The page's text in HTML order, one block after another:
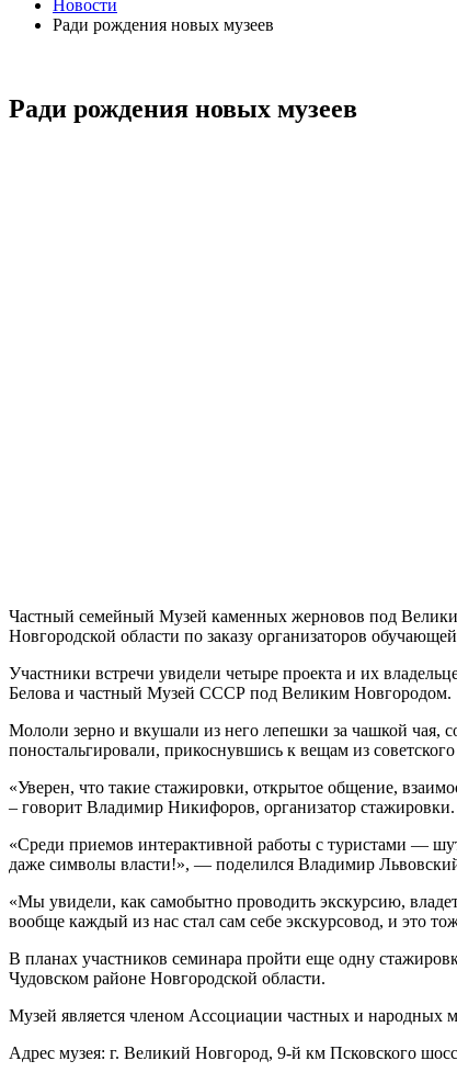
Новости
Ради рождения новых музеев
Ради рождения новых музеев
Частный семейный Музей каменных жерновов под
Новгородской области по заказу организаторов
Участники встречи увидели четыре проекта и их
Белова и частный Музей СССР под Великим Новгородом.
Мололи зерно и вкушали из него лепешки за чашкой
поностальгировали, прикоснувшись к вещам из
«Уверен, что такие стажировки, открытое общение,
– говорит Владимир Никифоров, организатор стажировки.
«Среди приемов интерактивной работы с туристами —
даже символы власти!», — поделился Владимир
«Мы увидели, как самобытно проводить экскурсию,
вообще каждый из нас стал сам себе экскурсовод, и это
В планах участников семинара пройти еще одну
Чудовском районе Новгородской области.
Музей является членом Ассоциации частных и народных
Адрес музея: г. Великий Новгород, 9-й км Псковского